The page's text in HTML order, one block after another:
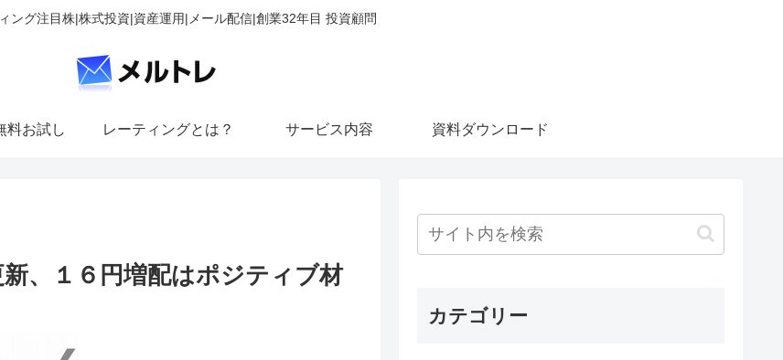
ング注目株|株式投資|資産運用|メール配信|創業32年目 投資顧問
料お試し レーティングとは？ サービス内容 資料ダウンロード
、１６円増配はポジティブ材
カテゴリー